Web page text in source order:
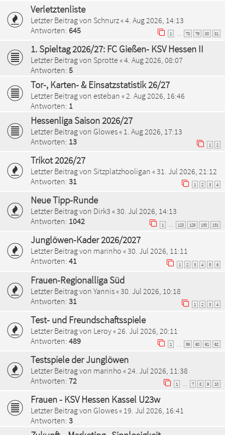
Verletztenliste
Letzter Beitrag von Schnurz«4. Aug 2026, 14:13
Antworten: 645 1 78 79 80 81
1. Spieltag 2026/27: FC Gießen- KSV Hessen II
Letzter Beitrag von Sprotte «4. Aug 2026, 08:07
Antworten: 5
Tor-, Karten- & Einsatzstatistik 26/27
Letzter Beitrag von esteban «2. Aug 2026, 16:46
Antworten: 1
Hessenliga Saison 2026/27
Letzter Beitrag von Glowes« 1. Aug 2026, 17:13
Antworten: 13 1 2
Trikot 2026/27
Letzter Beitrag von Sitzplatzhooligan «31. Jul 2026, 21:12
Antworten: 31 1 2 3 4
Neue Tipp-Runde
Letzter Beitrag von Dirk3 «30. Jul 2026, 14:13
Antworten: 1042 1 … 128 129 130 131
Junglöwen-Kader 2026/2027
Letzter Beitrag von marinho «30. Jul 2026, 11:11
Antworten: 41 1 2 3 4 5 6
Frauen-Regionalliga Süd
Letzter Beitrag von Yannis«30. Jul 2026, 10:18
Antworten: 31 1 2 3 4
Test- und Freundschaftsspiele
Letzter Beitrag von Leroy« 26. Jul 2026, 20:11
Antworten: 489 1 59 60 61 62
Testspiele der Junglöwen
Letzter Beitrag von marinho « 24. Jul 2026, 11:38
Antworten: 72 1 7 8 9 10
Frauen - KSV Hessen Kassel U23w
Letzter Beitrag von Glowes« 19. Jul 2026, 16:41
Antworten: 3